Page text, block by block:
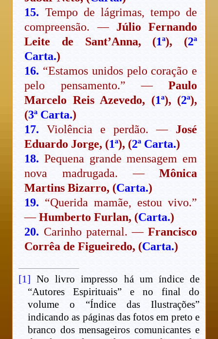
15. Tempo de lágrimas, tempo de
compreensão. — Júlio Fernando
Leite de Sant’Anna, (1ª), (2ª
Carta.)
16. “Estamos unidos pelo coração e
pelo pensamento.” —Paulo
Marcelo Reis Azevedo, (1ª), (2ª),
(3ª Carta.)
17. Violência e perdão. — José
Eduardo Jorge, (1ª), (2ª Carta.)
18. Pequena grande mensagem em
nova madrugada. —Mônica
Martins Bizarro, (Carta.)
19. “Querida mamãe, estou vivo.”
—Humberto Furlan, (Carta.)
20. Carinho paternal. —Francisco
Corrêa de Figueiredo, (Carta.)
[1]
No livro impresso há um índice de
“Autores Espirituais” e no final do
volume o “Índice das Ilustrações”
indicando as páginas das fotos em preto e
branco dos mensageiros comunicantes e